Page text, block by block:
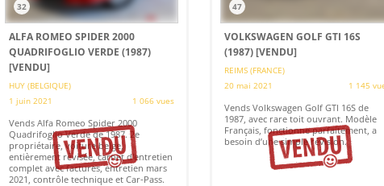
32
ALFA ROMEO SPIDER 2000
QUADRIFOGLIO VERDE (1987)
[VENDU]
HUY (BELGIQUE)
1 juin 2021
1 066 vues
Vends Alfa Romeo Spider 2000
Quadrifoglio Verde de 1987. 2e
propriétaire, voiture belge,
entièrement révisée, carnet d'entretien
complet avec factures, entretien mars
2021, contrôle technique et Car-Pass.
47
VOLKSWAGEN GOLF GTI 16S
(1987)[VENDU]
REIMS (FRANCE)
20 mai 2021
1 145
Vends Volkswagen Golf GTI 16S de
1987, avec rare toit ouvrant. Modèle
Français, fonctionne parfaitement, a
besoin d’une simple révision.